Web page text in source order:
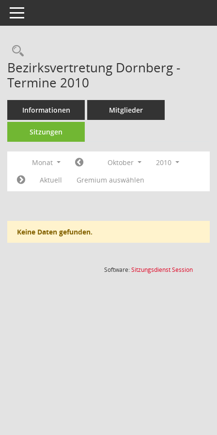
Toggle navigation
Rechercheauswahl
Bezirksvertretung Dornberg -
Termine 2010
Informationen Mitglieder
Sitzungen
Monat Oktober
2010
Aktuell
Gremium auswählen
Keine Daten gefunden.
Software:SitzungsdienstSession(Wird in